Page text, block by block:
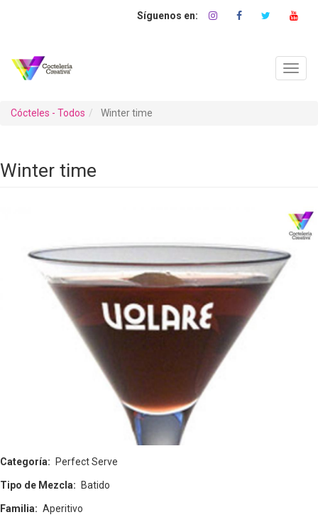
Cócteles - Todos Winter time
Winter time
Categoría Perfect Serve
Tipo de Mezcla Batido
Familia Aperitivo